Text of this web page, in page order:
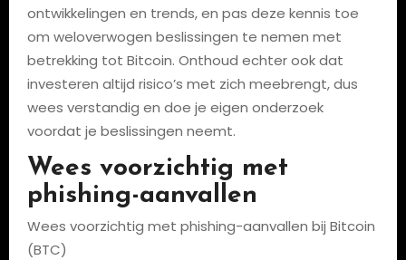
ontwikkelingen en trends, en pas deze kennis toe
om weloverwogen beslissingen te nemen met
betrekking tot Bitcoin. Onthoud echter ook dat
investeren altijd risico’s met zich meebrengt, dus
wees verstandig en doe je eigen onderzoek
voordat je beslissingen neemt.
Wees voorzichtig met
phishing-aanvallen
Wees voorzichtig met phishing-aanvallen bij Bitcoin
(BTC)